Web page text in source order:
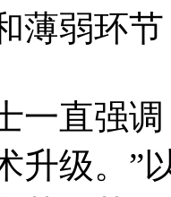
薄弱环
直强调
升级。”